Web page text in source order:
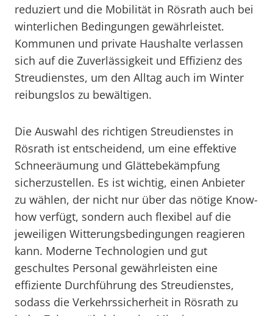
reduziert und die Mobilität in Rösrath auch bei
winterlichen Bedingungen gewährleistet.
Kommunen und private Haushalte verlassen
sich auf die Zuverlässigkeit und Effizienz des
Streudienstes, um den Alltag auch im Winter
reibungslos zu bewältigen.
Die Auswahl des richtigen Streudienstes in
Rösrath ist entscheidend, um eine effektive
Schneeräumung und Glättebekämpfung
sicherzustellen. Es ist wichtig, einen Anbieter
zu wählen, der nicht nur über das nötige Know-
how verfügt, sondern auch flexibel auf die
jeweiligen Witterungsbedingungen reagieren
kann. Moderne Technologien und gut
geschultes Personal gewährleisten eine
effiziente Durchführung des Streudienstes,
sodass die Verkehrssicherheit in Rösrath zu